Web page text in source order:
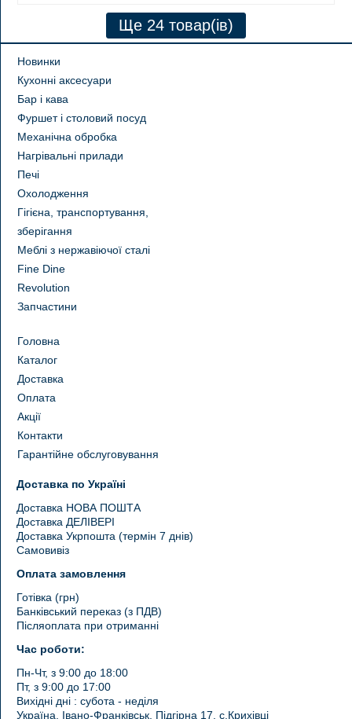
Новинки
Кухонні аксесуари
Бар і кава
Фуршет і столовий посуд
Механічна обробка
Нагрівальні прилади
Печі
Охолодження
Гігієна, транспортування,
зберігання
Меблі з нержавіючої сталі
Fine Dine
Revolution
Запчастини
Головна
Каталог
Доставка
Оплата
Акції
Контакти
Гарантійне обслуговування
Доставка по Україні
Доставка НОВА ПОШТА
Доставка ДЕЛІВЕРІ
Доставка Укрпошта (термін 7 днів)
Самовивіз
Оплата замовлення
Готівка (грн)
Банківський переказ (з ПДВ)
Післяоплата при отриманні
Час роботи:
Пн-Чт, з 9:00 до 18:00
Пт, з 9:00 до 17:00
Вихідні дні : субота - неділя
Україна, Івано-Франківськ, Підгірна 17, с.Крихівці